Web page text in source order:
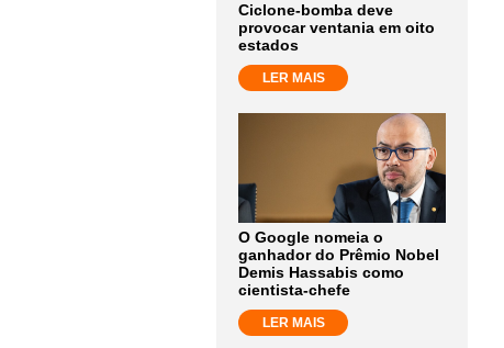
Ciclone-bomba deve
provocar ventania em oito
estados
LER MAIS
O Google nomeia o
ganhador do Prêmio Nobel
Demis Hassabis como
cientista-chefe
LER MAIS